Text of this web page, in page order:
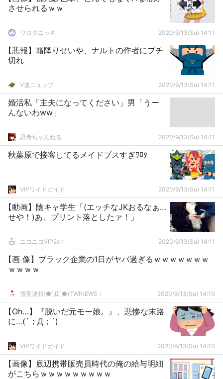
させられるｗｗ
ワロタニッキ 2020/9/13(Su) 14:11
【悲報】霜降りせいや、ナルトの作者にブチ
切れ
V速ニュップ 2020/9/13(Su) 14:11
婚活私「主夫になってください」男「うー
んないわww」
思考ちゃんねる 2020/9/13(Su) 14:11
秋葉原で接客してるメイドブスすぎﾜﾛﾀ
VIPワイドガイド 2020/9/13(Su) 14:11
【動画】陰キャ学生「(エッチなJKおるなぁ…
せや！)あ、プリント落としたァ！」
ニコニコVIP2ch 2020/9/13(Su) 14:11
【画 像】ブラック企業の1日がヤバ過ぎるｗｗｗｗｗｗｗ
ｗｗｗｗ
雪夜速報(●ﾟДﾟ●)TWINEWS！ 2020/9/13(Su) 14:10
【Oh…】『脱いだ元モー娘。』、悲惨な末路
に…(´；Д；`)
VIPワイドガイド 2020/9/13(Su) 14:10
【画像】底辺携帯販売員時代の俺の給与明細
がこちらｗｗｗｗｗｗｗｗｗ